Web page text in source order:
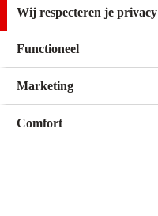
Wij respecteren je privacy
Functioneel
Marketing
Comfort